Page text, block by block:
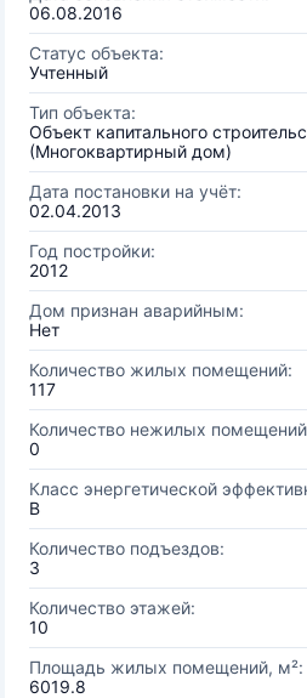
06.08.2016
Статус объекта:
Учтенный
Тип объекта:
Объект капитального
(Многоквартирный дом)
Дата постановки на учёт:
02.04.2013
Год постройки:
2012
Дом признан аварийным:
Нет
Количество жилых помещений:
117
Количество нежилых
0
Класс энергетической
B
Количество подъездов:
3
Количество этажей:
10
Площадь жилых помещений, м²:
6019.8